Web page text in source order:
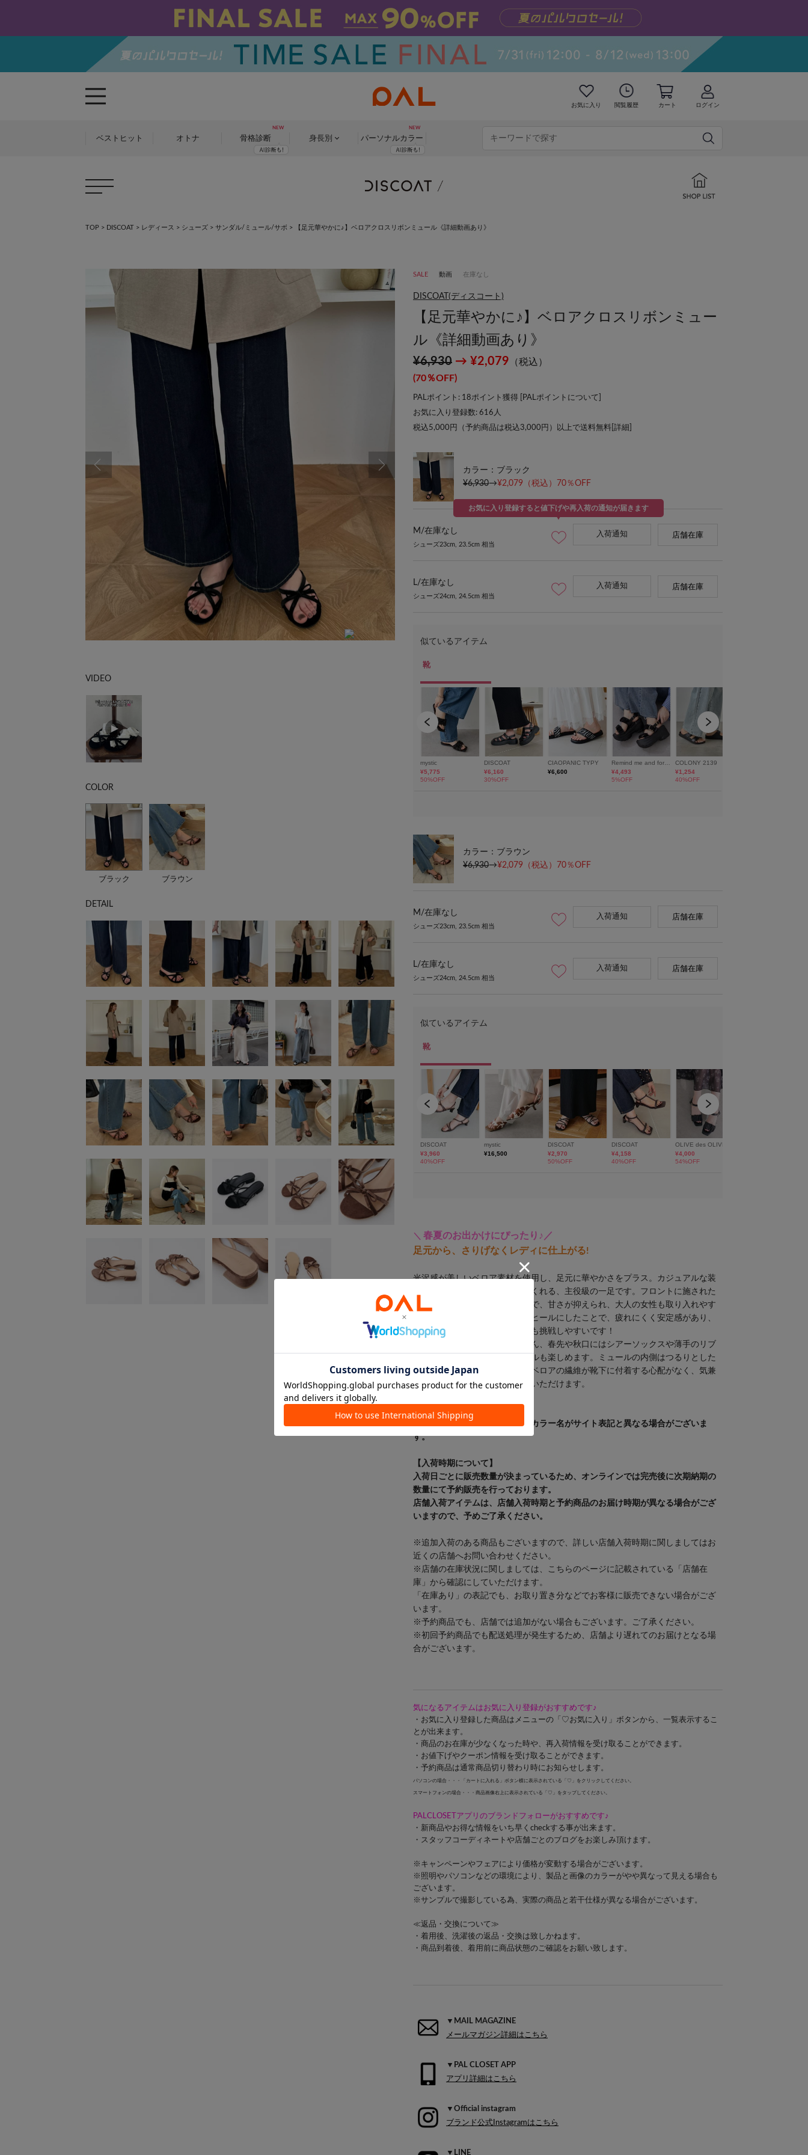
お気に入り 閲覧履歴 カート ログイン
ベストヒット オトナ 骨格診断 身長別 パーソナルカラー
TOP > DISCOAT > レディース > シューズ > サンダル/ミュール/サボ > 【足元華やかに♪】ベロアクロスリボンミュール《詳細動画あり》
VIDEO
COLOR
ブラック ブラウン
DETAIL
SALE 動画 在庫なし
DISCOAT(ディスコート)
【足元華やかに♪】ベロアクロスリボンミュー
ル《詳細動画あり》
¥6,930 → ¥2,079 （税込）
(70％OFF)
PALポイント: 18ポイント獲得 [ PALポイントについて
お気に入り登録数: 616 人
税込5,000円（予約商品は税込3,000円）以上で送料無料[ 詳細
カラー：ブラック
¥6,930→¥2,079 （税込）70％OFF
M/在庫なし
シューズ23cm, 23.5cm 相当
お気に入り登録すると値下げや再入荷の通知が届きます
入荷通知 店舗在庫
L/在庫なし
シューズ24cm, 24.5cm 相当
入荷通知 店舗在庫
カラー：ブラウン
¥6,930→¥2,079 （税込）70％OFF
M/在庫なし
シューズ23cm, 23.5cm 相当
入荷通知 店舗在庫
L/在庫なし
シューズ24cm, 24.5cm 相当
入荷通知 店舗在庫
＼ 春夏のお出かけにぴったり♪／
足元から、さりげなくレディに仕上がる!
光沢感が美しいベロア素材を使用し、足元に華やかさをプラス。カジュアルな装
いも一気にクラスアップさせてくれる、主役級の一足です。フロントに施された
リボンもベロア素材にしたことで、甘さが抑えられ、大人の女性も取り入れやす
い一足に仕上がりました。台形ヒールにしたことで、疲れにくく安定感があり、
普段ヒールをあまり履かない方も挑戦しやすいです！
素足でさらりと履くのはもちろん、春先や秋口にはシアーソックスや薄手のリブ
ソックスとのレイヤードスタイルも楽しめます。ミュールの内側はつるりとした
合成皮革を使用しているため、ベロアの繊維が靴下に付着する心配がなく、気兼
ねなくスタイリングをお楽しみいただけます。
【カラー表記について】
システム上の都合により、一部カラー名がサイト表記と異なる場合がございま
す。
【入荷時期について】
入荷日ごとに販売数量が決まっているため、オンラインでは完売後に次期納期の
数量にて予約販売を行っております。
店舗入荷アイテムは、店舗入荷時期と予約商品のお届け時期が異なる場合がござ
いますので、予めご了承ください。
※追加入荷のある商品もございますので、詳しい店舗入荷時期に関しましてはお
近くの店舗へお問い合わせください。
※店舗の在庫状況に関しましては、こちらのページに記載されている「店舗在
庫」から確認にしていただけます。
「在庫あり」の表記でも、お取り置き分などでお客様に販売できない場合がござ
います。
※予約商品でも、店舗では追加がない場合もございます。ご了承ください。
※初回予約商品でも配送処理が発生するため、店舗より遅れてのお届けとなる場
合がございます。
気になるアイテムはお気に入り登録がおすすめです♪
・お気に入り登録した商品はメニューの「♡お気に入り」ボタンから、一覧表示するこ
とが出来ます。
・商品のお在庫が少なくなった時や、再入荷情報を受け取ることができます。
・お値下げやクーポン情報を受け取ることができます。
・予約商品は通常商品切り替わり時にお知らせします。
パソコンの場合・・・「カートに入れる」ボタン横に表示されている「♡」をクリックしてください。
スマートフォンの場合・・・商品画像右上に表示されている「♡」をタップしてください。
PALCLOSETアプリのブランドフォローがおすすめです♪
・新商品やお得な情報をいち早くcheckする事が出来ます。
・スタッフコーディネートや店舗ごとのブログをお楽しみ頂けます。
※キャンペーンやフェアにより価格が変動する場合がございます。
※照明やパソコンなどの環境により、製品と画像のカラーがやや異なって見える場合も
ございます。
※サンプルで撮影している為、実際の商品と若干仕様が異なる場合がございます。
≪返品・交換について≫
・着用後、洗濯後の返品・交換は致しかねます。
・商品到着後、着用前に商品状態のご確認をお願い致します。
▼MAIL MAGAZINE
メールマガジン詳細はこちら
▼PAL CLOSET APP
アプリ詳細はこちら
▼Official instagram
ブランド公式Instagramはこちら
▼LINE